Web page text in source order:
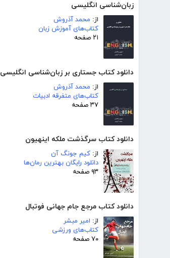
زبان‌شناسی انگلیسی
از: محمد آذروش
کتاب‌های آموزش زبان
۲۱ صفحه
دانلود کتاب جستاری بر زبان‌شناسی انگلیسی
از: محمد آذروش
کتاب‌های متفرقه ادبیات
۳۷ صفحه
دانلود کتاب سرگذشت ملکه اینهیون
از: کیم جونگ آن
دانلود رایگان بهترین رمان‌ها
۹۳ صفحه
دانلود کتاب مرجع جام جهانی فوتبال
از: امیر مبشر
کتاب‌های ورزشی
۷۰ صفحه